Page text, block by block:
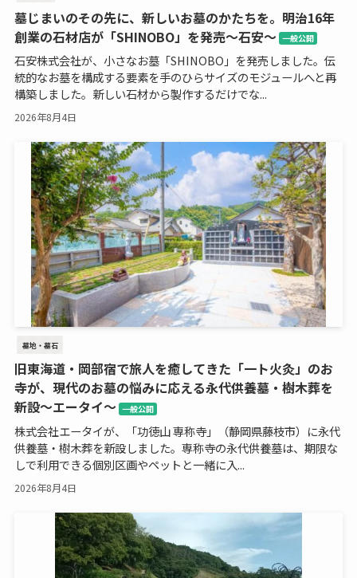
墓じまいのその先に、新しいお墓のかたちを。明治16年
創業の石材店が「SHINOBO」を発売～石安～ 一般公開
石安株式会社が、小さなお墓「SHINOBO」を発売しました。伝
統的なお墓を構成する要素を手のひらサイズのモジュールへと再
構築しました。新しい石材から製作するだけでな...
2026年8月4日
墓地・墓石
旧東海道・岡部宿で旅人を癒してきた「一ト火灸」のお
寺が、現代のお墓の悩みに応える永代供養墓・樹木葬を
新設～エータイ～ 一般公開
株式会社エータイが、「功徳山 専称寺」（静岡県藤枝市）に永代
供養墓・樹木葬を新設しました。専称寺の永代供養墓は、期限な
しで利用できる個別区画やペットと一緒に入...
2026年8月4日